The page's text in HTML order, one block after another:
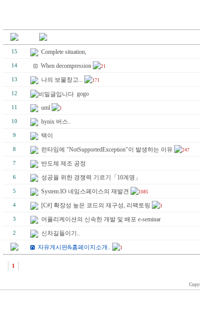
15 Complete situation,
14 When decompression 21
13 나의 보물창고... 171
12 gogo
11 uml 1
10 hynix 버스..
9 택이
8 런타임에 "NotSupportedException"이 발생하는 이유 247
7 반도체 제조 공정
6 성공을 위한 경쟁력 기르기「10계명」
5 System.IO 네임스페이스의 재발견 1085
4 [C#] 확장성 높은 코드의 재구성, 리팩토링 3
3 어플리케이션의 신속한 개발 및 배포 e-seminar
2 신차길들이기..
자유게시판&홈페이지소개.. 1
1